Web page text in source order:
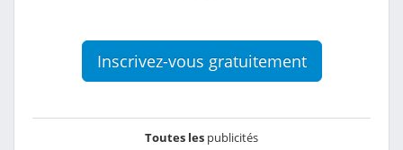
Inscrivez-vous gratuitement
Toutes les publicités